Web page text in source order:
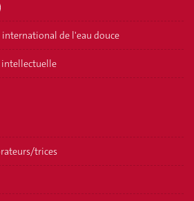
de l'eau douce
intellectuelle
trices